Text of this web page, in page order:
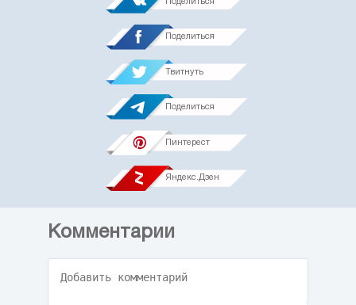
Поделиться
Твитнуть
Поделиться
Пинтерест
Яндекс.Дзен
Комментарии